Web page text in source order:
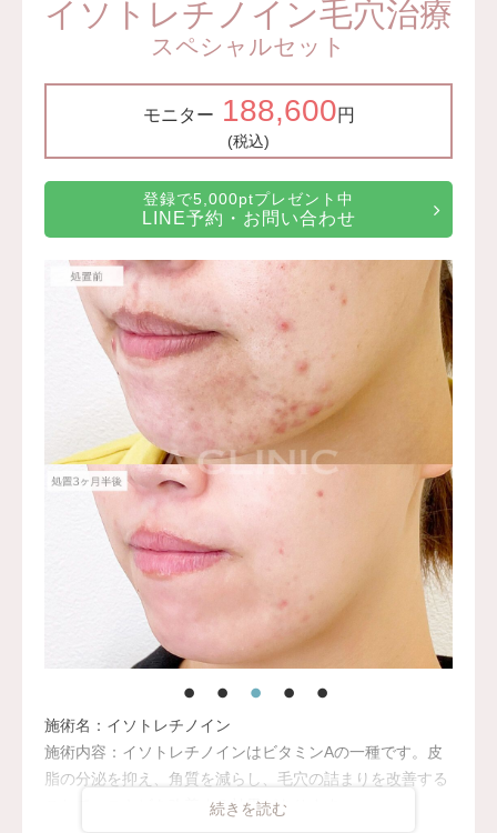
イソトレチノイン毛穴治療
スペシャルセット
モニター 188,600円
(税込)
登録で5,000ptプレゼント中
LINE予約・お問い合わせ
施術名：イソトレチノイン
施術内容：イソトレチノインはビタミンAの一種です。皮
脂の分泌を抑え、角質を減らし、毛穴の詰まりを改善する
ことで、ニキビを改善する効果があります。